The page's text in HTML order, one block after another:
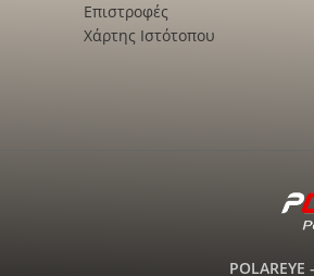
Επιστροφές
Χάρτης Ιστότοπου